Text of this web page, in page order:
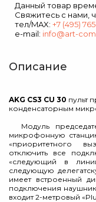
Данный товар
Свяжитесь с нами,
тел/MAX: +7 (495)
e-mail: info@art-
Описание
AKG CS3 CU 30 пульт
конденсаторным
Модуль
микрофонную
«приоритетного
отключить все
«следующий в
следующую
имеет встроенный
подключения
входит 2-метровый